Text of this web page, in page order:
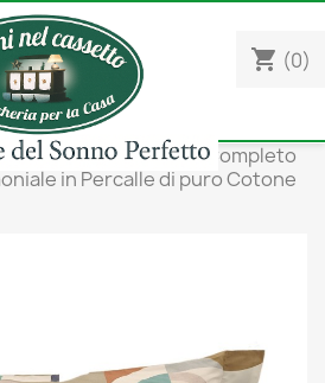
shopping_cart (0)
Copripiumini
Completo
in Percalle di puro Cotone